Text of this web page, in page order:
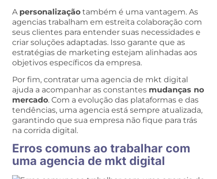
A personalização também é uma vantagem. As
agencias trabalham em estreita colaboração com
seus clientes para entender suas necessidades e
criar soluções adaptadas. Isso garante que as
estratégias de marketing estejam alinhadas aos
objetivos específicos da empresa.
Por fim, contratar uma agencia de mkt digital
ajuda a acompanhar as constantes mudanças no
mercado. Com a evolução das plataformas e das
tendências, uma agencia está sempre atualizada,
garantindo que sua empresa não fique para trás
na corrida digital.
Erros comuns ao trabalhar com
uma agencia de mkt digital